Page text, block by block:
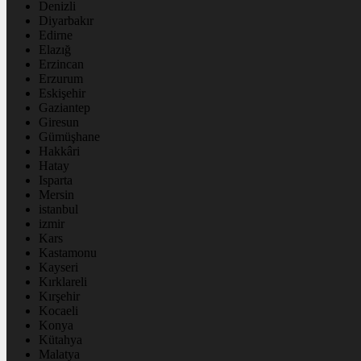
Denizli
Diyarbakır
Edirne
Elazığ
Erzincan
Erzurum
Eskişehir
Gaziantep
Giresun
Gümüşhane
Hakkâri
Hatay
Isparta
Mersin
istanbul
izmir
Kars
Kastamonu
Kayseri
Kırklareli
Kırşehir
Kocaeli
Konya
Kütahya
Malatya